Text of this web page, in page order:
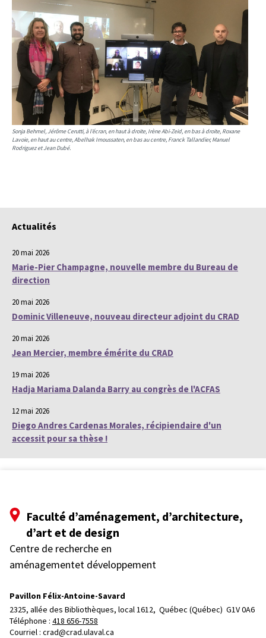
Sonja Behmel, Jérôme Cerutti, à l’écran, en haut à droite, Irène Abi-Zeid, en bas à droite, Roxane
Lavoie, en haut au centre, Abelhak Imoussaten, en bas au centre, Franck Tallandier, Manuel
Rodriguez et Jean Dubé.
Actualités
20 mai 2026
Marie-Pier Champagne, nouvelle membre du Bureau de
direction
20 mai 2026
Dominic Villeneuve, nouveau directeur adjoint du CRAD
20 mai 2026
Jean Mercier, membre émérite du CRAD
19 mai 2026
Hadja Mariama Dalanda Barry au congrès de l'ACFAS
12 mai 2026
Diego Andres Cardenas Morales, récipiendaire d'un
accessit pour sa thèse !
Faculté d’aménagement, d’architecture,
d’art et de design
Centre de recherche en
aménagementet développement
Pavillon Félix-Antoine-Savard
2325, allée des Bibliothèques, local 1612, Québec (Québec)  G1V 0A6
Téléphone : 418 656-7558
Courriel : crad@crad.ulaval.ca